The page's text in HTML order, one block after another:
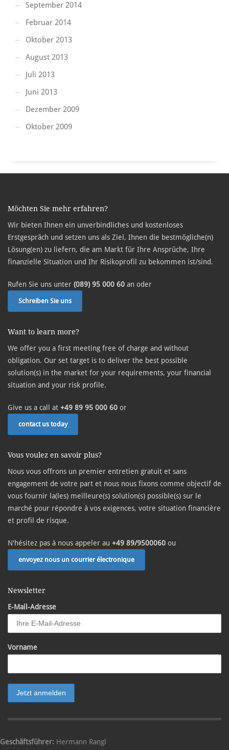
September 2014
Februar 2014
Oktober 2013
August 2013
Juli 2013
Juni 2013
Dezember 2009
Oktober 2009
Möchten Sie mehr erfahren?
Wir bieten Ihnen ein unverbindliches und kostenloses
Erstgespräch und setzen uns als Ziel, Ihnen die bestmögliche(n)
Lösung(en) zu liefern, die am Markt für Ihre Ansprüche, Ihre
finanzielle Situation und Ihr Risikoprofil zu bekommen ist/sind.
Rufen Sie uns unter (089) 95 000 60 an oder
Schreiben Sie uns
Want to learn more?
We offer you a first meeting free of charge and without
obligation. Our set target is to deliver the best possible
solution(s) in the market for your requirements, your financial
situation and your risk profile.
Give us a call at +49 89 95 000 60 or
contact us today
Vous voulez en savoir plus?
Nous vous offrons un premier entretien gratuit et sans
engagement de votre part et nous nous fixons comme objectif de
vous fournir la(les) meilleure(s) solution(s) possible(s) sur le
marché pour répondre à vos exigences, votre situation financière
et profil de risque.
N'hésitez pas à nous appeler au +49 89/9500060 ou
envoyez nous un courrier électronique
Newsletter
E-Mail-Adresse
Vorname
Geschäftsführer: Hermann Rangl